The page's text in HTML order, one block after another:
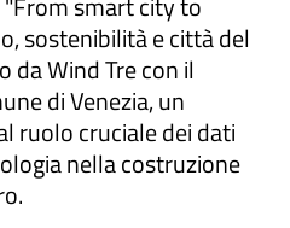
sostenibilità e città del
da Wind Tre con il
di Venezia, un
ruolo cruciale dei dati
nella costruzione